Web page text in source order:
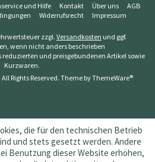
und Hilfe Kontakt Über uns
AGB
Widerrufsrecht Impressum
zzgl.Versandkosten und ggf.
wenn nicht anders beschrieben
und preisgebundenen Artikel sowie
Kurzwaren.
Rights Reserved. Theme byThemeWare®
die für den technischen Betrieb
und stets gesetzt werden. Andere
Benutzung dieser Website erhöhen,